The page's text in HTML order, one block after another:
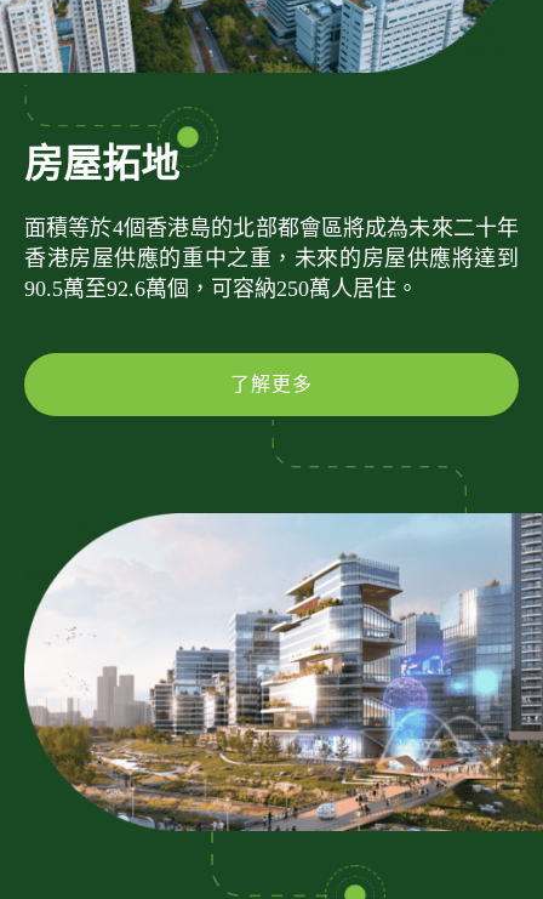
房屋拓地
面積等於4個香港島的北部都會區將成為未來二十年
香港房屋供應的重中之重，未來的房屋供應將達到
90.5萬至92.6萬個，可容納250萬人居住。
了解更多